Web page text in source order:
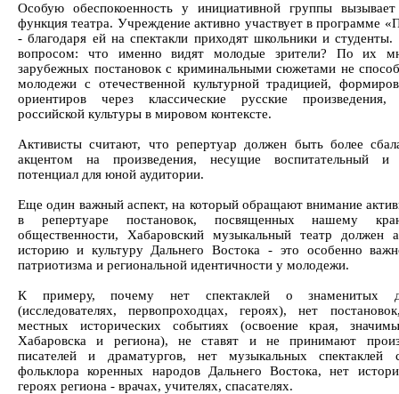
Особую обеспокоенность у инициативной группы вызывает
функция театра. Учреждение активно участвует в программе
- благодаря ей на спектакли приходят школьники и
вопросом: что именно видят молодые зрители? По их
зарубежных постановок с криминальными сюжетами не
молодежи с отечественной культурной традицией,
ориентиров через классические русские
российской культуры в мировом контексте.
Активисты считают, что репертуар должен быть более
акцентом на произведения, несущие воспитательный и
потенциал для юной аудитории.
Еще один важный аспект, на который обращают внимание
в репертуаре постановок, посвященных нашему
общественности, Хабаровский музыкальный театр должен
историю и культуру Дальнего Востока - это особенно
патриотизма и региональной идентичности у молодежи.
К примеру, почему нет спектаклей о знаменитых
(исследователях, первопроходцах, героях), нет
местных исторических событиях (освоение края,
Хабаровска и региона), не ставят и не принимают
писателей и драматургов, нет музыкальных спектаклей
фольклора коренных народов Дальнего Востока, нет
героях региона - врачах, учителях, спасателях.